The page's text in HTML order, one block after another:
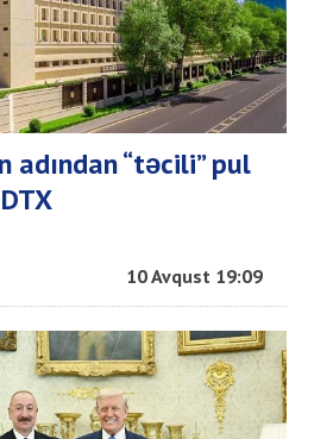
adından “təcili” pul
10 Avqust 19:09